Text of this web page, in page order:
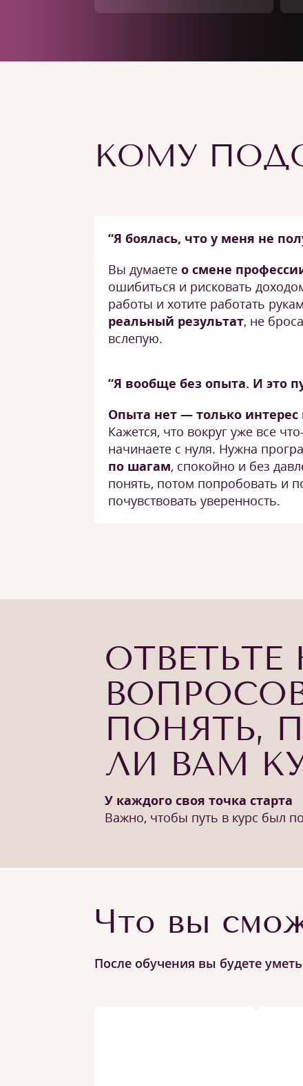
КОМУ
“Я боялась, что у меня не
Вы думаете о смене
ошибиться и рисковать
работы и хотите работать
реальный результат, не
вслепую.
“Я вообще без опыта. И это
Опыта нет — только интерес
Кажется, что вокруг уже все
начинаете с нуля. Нужна
по шагам, спокойно и без
понять, потом попробовать и
почувствовать уверенность.
ОТВЕТЬТЕ
ПОНЯТЬ,
ЛИ ВАМ
У каждого своя точка старта
Важно, чтобы путь в курс был
Что вы
После обучения вы будете